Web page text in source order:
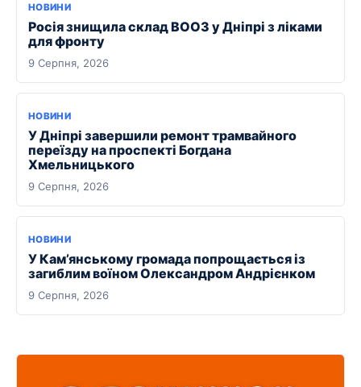
НОВИНИ
Росія знищила склад ВООЗ у Дніпрі з ліками
для фронту
9 Серпня, 2026
НОВИНИ
У Дніпрі завершили ремонт трамвайного
переїзду на проспекті Богдана
Хмельницького
9 Серпня, 2026
НОВИНИ
У Кам’янському громада попрощається із
загиблим воїном Олександром Андрієнком
9 Серпня, 2026